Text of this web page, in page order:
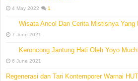
4 May 2022 1
Wisata Ancol Dan Cerita Mistisnya Yang
7 June 2021
Keroncong Jantung Hati Oleh Yoyo
6 June 2021
Regenerasi dan Tari Kontemporer Warnai